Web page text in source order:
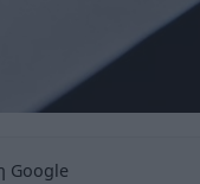
Google